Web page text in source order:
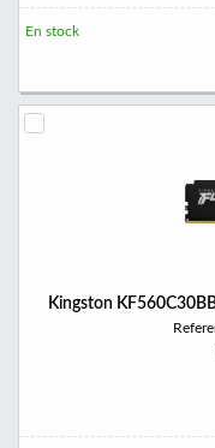
En stock
Kingston